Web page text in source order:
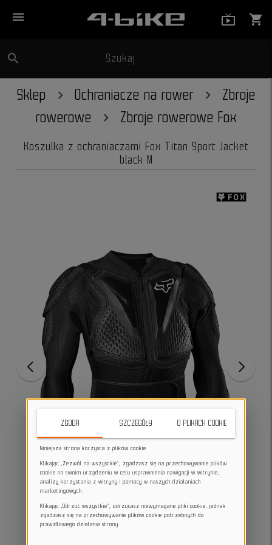
menu shopping_cart
search Szukaj
Sklep Ochraniacze na rower
Zbroje
rowerowe
Zbroje rowerowe Fox
Koszulka z ochraniaczami Fox Titan Sport Jacket
black M
ZGODA SZCZEGÓŁY O PLIKACH COOKIE
Niniejsza strona korzysta z plików cookie
Klikając „Zezwól na wszystkie”, zgadzasz się na przechowywanie plików
cookie na swoim urządzeniu w celu usprawnienia nawigacji w witrynie,
analizy korzystania z witryny i pomocy w naszych działaniach
marketingowych.
Klikając „Odrzuć wszystkie”, odrzucasz niewymagane pliki cookie, jednak
zgadzasz się na przechowywanie plików cookie potrzebnych do
prawidłowego działania strony.